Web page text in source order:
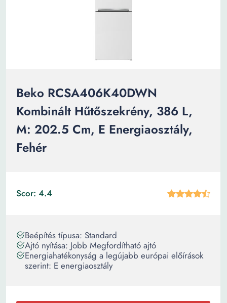
Beko RCSA406K40DWN
Kombinált Hűtőszekrény, 386 L,
M: 202.5 Cm, E Energiaosztály,
Fehér
Scor: 4.4
Beépítés típusa: Standard
Ajtó nyítása: Jobb Megfordítható ajtó
Energiahatékonyság a legújabb európai előírások
szerint: E energiaosztály